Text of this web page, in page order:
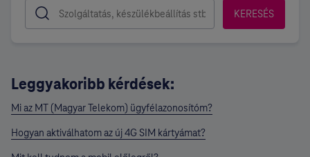
KERESÉS
Leggyakoribb kérdések:
Mi az MT (Magyar Telekom) ügyfélazonosítóm?
Hogyan aktiválhatom az új 4G SIM kártyámat?